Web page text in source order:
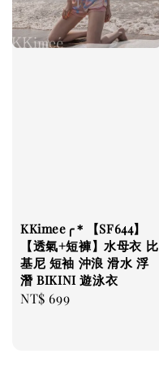
KKimee╭＊【SF644】
【透氣+短褲】水母衣 比
基尼 短袖 沖浪 滑水 浮
潛 BIKINI 遊泳衣
Regular
NT$ 699